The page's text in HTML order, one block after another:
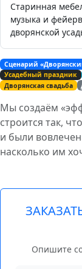
Старинная
музыка и
дворянской
Сценарий
Усадебный праздник
Дворянская свадьба
Мы создаём
строится так,
и были
насколько им
Опишите